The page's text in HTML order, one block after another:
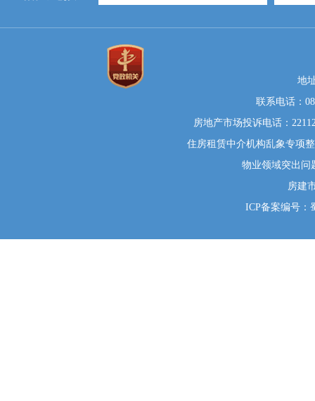
地
联系电话：
房地产市场投诉电话：
住房租赁中介机构乱象专项
物业领域突出问
房建
ICP备案编号：